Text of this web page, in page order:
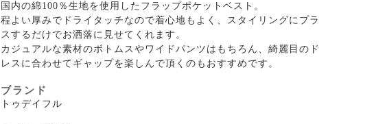
国内の綿100％生地を使用したフラップポケットベスト。
程よい厚みでドライタッチなので着心地もよく、スタイリングにプラ
スするだけでお洒落に見せてくれます。
カジュアルな素材のボトムスやワイドパンツはもちろん、綺麗目のド
レスに合わせてギャップを楽しんで頂くのもおすすめです。
ブランド
トゥデイフル